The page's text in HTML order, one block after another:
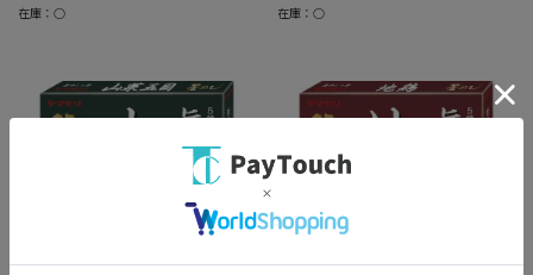
在庫：○
在庫：○